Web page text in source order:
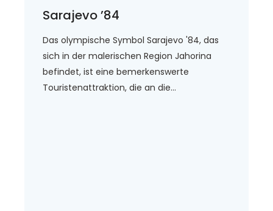
Sarajevo ’84
Das olympische Symbol Sarajevo '84, das
sich in der malerischen Region Jahorina
befindet, ist eine bemerkenswerte
Touristenattraktion, die an die...